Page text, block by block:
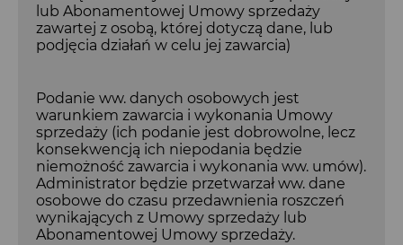
lub Abonamentowej Umowy sprzedaży
zawartej z osobą, której dotyczą dane, lub
podjęcia działań w celu jej zawarcia)
Podanie ww. danych osobowych jest
warunkiem zawarcia i wykonania Umowy
sprzedaży (ich podanie jest dobrowolne, lecz
konsekwencją ich niepodania będzie
niemożność zawarcia i wykonania ww. umów).
Administrator będzie przetwarzał ww. dane
osobowe do czasu przedawnienia roszczeń
wynikających z Umowy sprzedaży lub
Abonamentowej Umowy sprzedaży.